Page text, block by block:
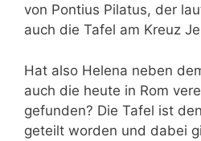
von Pontius Pilatus, der
auch die Tafel am Kreuz
Hat also Helena neben
auch die heute in Rom
gefunden? Die Tafel ist
geteilt worden und dabei